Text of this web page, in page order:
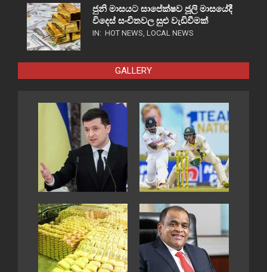
ජුනි මාසයට සාපේක්ෂව ජූලි මාසයේදී
විදෙස් සංචිතවල සුළු වැඩිවීමක්
IN: HOT NEWS, LOCAL NEWS
GALLERY